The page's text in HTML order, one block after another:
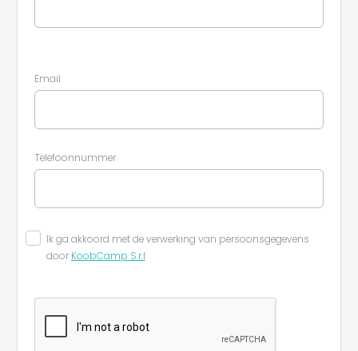
Email
Telefoonnummer
Ik ga akkoord met de verwerking van persoonsgegevens
door KoobCamp S.r.l
Leaflet